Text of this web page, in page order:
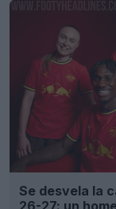
Se desvela la
26-27: un